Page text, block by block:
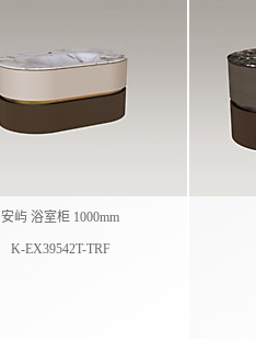
安屿 浴室柜 1000mm
K-EX39542T-TRF